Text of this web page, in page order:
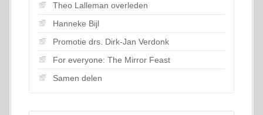
Theo Lalleman overleden
Hanneke Bijl
Promotie drs. Dirk-Jan Verdonk
For everyone: The Mirror Feast
Samen delen